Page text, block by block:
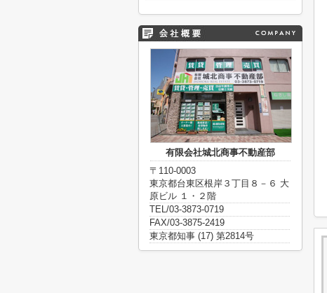
有限会社城北商事不動産部
〒110-0003
東京都台東区根岸３丁目８－６ 大
原ビル １・２階
TEL/03-3873-0719
FAX/03-3875-2419
東京都知事 (17) 第2814号